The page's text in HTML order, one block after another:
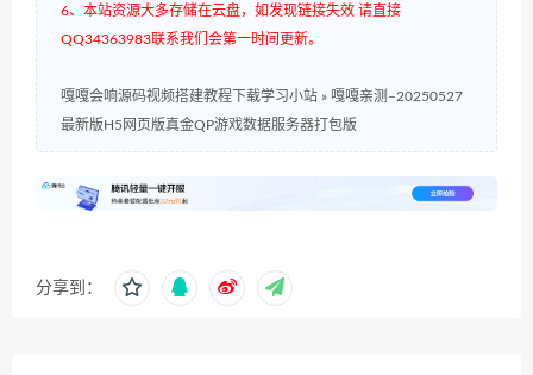
6、本站资源大多存储在云盘，如发现链接失效 请直接
QQ34363983联系我们会第一时间更新。
嘎嘎会响源码视频搭建教程下载学习小站 » 嘎嘎亲测–20250527
最新版H5网页版真金QP游戏数据服务器打包版
分享到：